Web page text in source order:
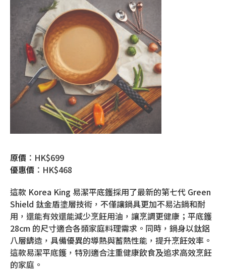
原價︰ HK$699
優惠價︰ HK$468
這款 Korea King 易潔平底鑊採用了最新的第七代 Green
Shield 鈦金盾塗層技術，不僅讓鍋具更加不易沾鍋和耐
用，還能有效還能減少烹飪用油，讓烹調更健康；平底鑊
28cm 的尺寸適合各類家庭料理需求。同時，鍋身以鈦鋁
八層鑄造，具備優異的導熱與蓄熱性能，提升烹飪效率。
這款易潔平底鑊，特別適合注重健康飲食及追求高效烹飪
的家庭。